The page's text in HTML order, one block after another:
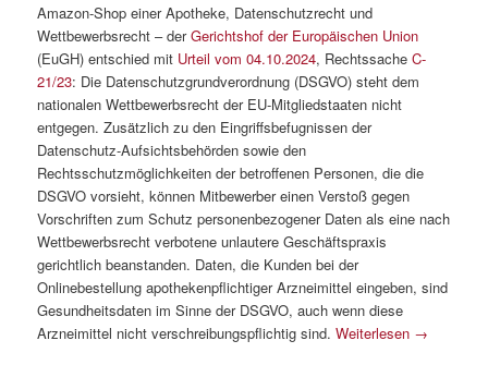
Amazon-Shop einer Apotheke, Datenschutzrecht und
Wettbewerbsrecht – derGerichtshof der Europäischen Union
(EuGH) entschied mit Urteil vom 04.10.2024, RechtssacheC-
21/23: Die Datenschutzgrundverordnung (DSGVO) steht dem
nationalen Wettbewerbsrecht der EU-Mitgliedstaaten nicht
entgegen. Zusätzlich zu den Eingriffsbefugnissen der
Datenschutz-Aufsichtsbehörden sowie den
Rechtsschutzmöglichkeiten der betroffenen Personen, die die
DSGVO vorsieht, können Mitbewerber einen Verstoß gegen
Vorschriften zum Schutz personenbezogener Daten als eine nach
Wettbewerbsrecht verbotene unlautere Geschäftspraxis
gerichtlich beanstanden. Daten, die Kunden bei der
Onlinebestellung apothekenpflichtiger Arzneimittel eingeben, sind
Gesundheitsdaten im Sinne der DSGVO, auch wenn diese
Arzneimittel nicht verschreibungspflichtig sind.Weiterlesen →